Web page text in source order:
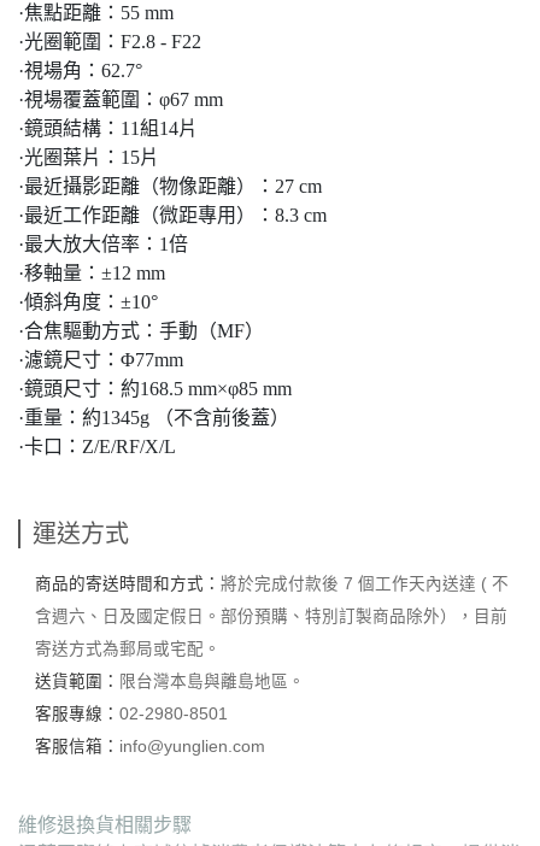
·焦點距離：55 mm
·光圈範圍：F2.8 - F22
·視場角：62.7°
·視場覆蓋範圍：φ67 mm
·鏡頭結構：11組14片
·光圈葉片：15片
·最近攝影距離（物像距離）：27 cm
·最近工作距離（微距專用）：8.3 cm
·最大放大倍率：1倍
·移軸量：±12 mm
·傾斜角度：±10°
·合焦驅動方式：手動（MF）
·濾鏡尺寸：Φ77mm
·鏡頭尺寸：約168.5 mm×φ85 mm
·重量：約1345g （不含前後蓋）
·卡口：Z/E/RF/X/L
運送方式
商品的寄送時間和方式： 將於完成付款後 7 個工作天內送達 ( 不
含週六、日及國定假日。部份預購、特別訂製商品除外），目前
寄送方式為郵局或宅配。
送貨範圍： 限台灣本島與離島地區。
客服專線： 02-2980-8501
客服信箱： info@yunglien.com
維修退換貨相關步驟